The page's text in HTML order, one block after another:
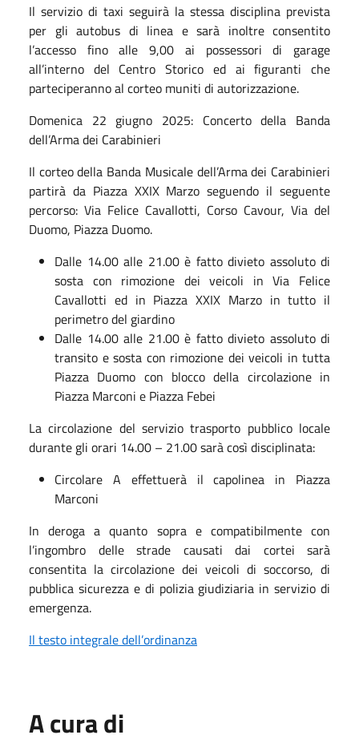
Il servizio di taxi seguirà la stessa disciplina prevista
per gli autobus di linea e sarà inoltre consentito
l’accesso fino alle 9,00 ai possessori di garage
all’interno del Centro Storico ed ai figuranti che
parteciperanno al corteo muniti di autorizzazione.
Domenica 22 giugno 2025: Concerto della Banda
dell’Arma dei Carabinieri
Il corteo della Banda Musicale dell’Arma dei Carabinieri
partirà da Piazza XXIX Marzo seguendo il seguente
percorso: Via Felice Cavallotti, Corso Cavour, Via del
Duomo, Piazza Duomo.
Dalle 14.00 alle 21.00 è fatto divieto assoluto di
sosta con rimozione dei veicoli in Via Felice
Cavallotti ed in Piazza XXIX Marzo in tutto il
perimetro del giardino
Dalle 14.00 alle 21.00 è fatto divieto assoluto di
transito e sosta con rimozione dei veicoli in tutta
Piazza Duomo con blocco della circolazione in
Piazza Marconi e Piazza Febei
La circolazione del servizio trasporto pubblico locale
durante gli orari 14.00 – 21.00 sarà così disciplinata:
Circolare A effettuerà il capolinea in Piazza
Marconi
In deroga a quanto sopra e compatibilmente con
l’ingombro delle strade causati dai cortei sarà
consentita la circolazione dei veicoli di soccorso, di
pubblica sicurezza e di polizia giudiziaria in servizio di
emergenza.
Il testo integrale dell’ordinanza
A cura di